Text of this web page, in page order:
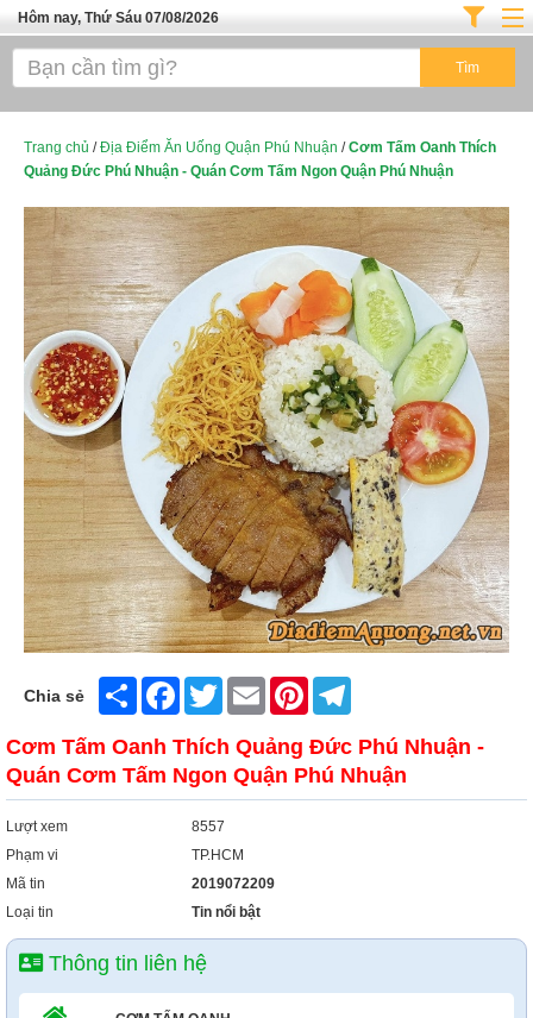
Hôm nay, Thứ Sáu 07/08/2026
Trang chủ
Cafe - Kem- Trà Sữa
Thực Phẩm Nông Hải Sản
Top Quán Ăn Sài Gòn
Trang chủ /Địa Điểm Ăn Uống Quận Phú Nhuận /Cơm Tấm Oanh Thích
Quảng Đức Phú Nhuận - Quán Cơm Tấm Ngon Quận Phú Nhuận
Chia sẻ Share FacebookTwitter Email Pinterest
Cơm Tấm Oanh Thích Quảng Đức Phú Nhuận -
Quán Cơm Tấm Ngon Quận Phú Nhuận
Lượt xem
8557
Phạm vi
TP.HCM
Mã tin
2019072209
Loại tin
Tin nổi bật
Thông tin liên hệ